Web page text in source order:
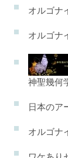
オルゴナ
オルゴナ
神聖幾何
日本のア
オルゴナ